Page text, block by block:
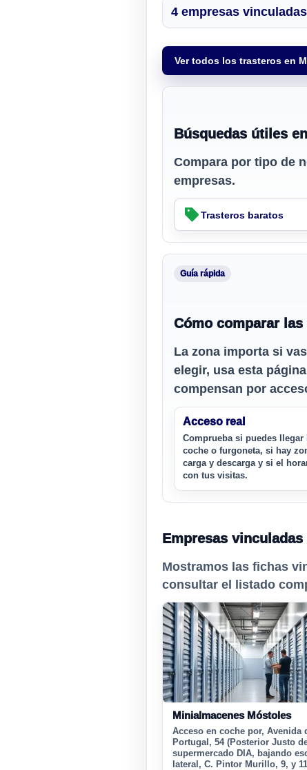
4 empresas
Ver todos los trasteros en
Búsquedas útiles
Compara por tipo de
empresas.
Trasteros baratos
Guía rápida
Cómo comparar
La zona importa si
elegir, usa esta
compensan por
Acceso real
Comprueba si puedes llegar
coche o furgoneta, si hay
carga y descarga y si el
con tus visitas.
Empresas vinculadas
Mostramos las fichas
consultar el listado
Minialmacenes Móstoles
Acceso en coche por, Avenida
Portugal, 54 (Posterior Justo
supermercado DIA, bajando
lateral, C. Pintor Murillo, 9, y